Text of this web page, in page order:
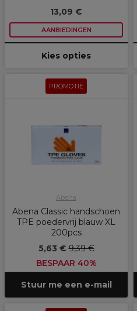
13,09 €
AANBIEDINGEN
Kies opties
PROMOTIE
Abena
Abena Classic handschoen
TPE poedervrij blauw XL
200pcs
5,63 €9,39 €
BESPAAR 40%
Stuur me een e-mail